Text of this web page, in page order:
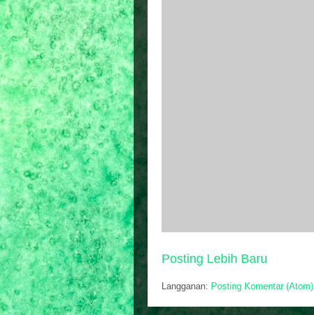
Posting Lebih Baru
Langganan: Posting Komentar (Atom)